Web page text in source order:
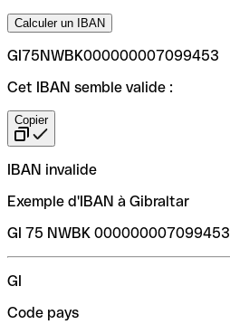
Calculer un IBAN
GI75NWBK000000007099453
Cet IBAN semble valide :
Copier
IBAN invalide
Exemple d'IBAN à Gibraltar
GI 75 NWBK 000000007099453
GI
Code pays